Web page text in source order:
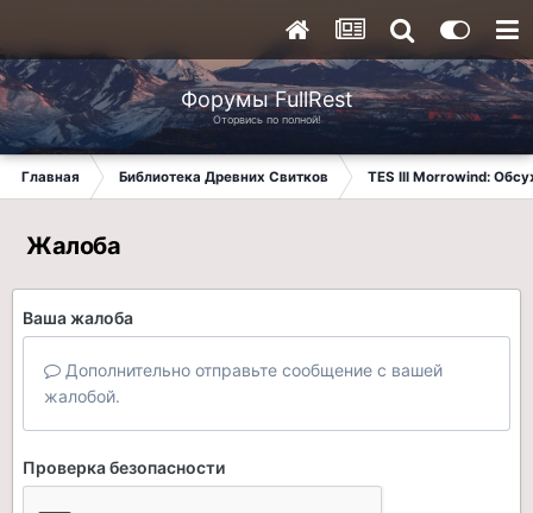
Форумы FullRest
Оторвись по полной!
Главная Библиотека Древних Свитков TES III Morrowind:
Жалоба
Ваша жалоба
Дополнительно отправьте сообщение с вашей
жалобой.
Проверка безопасности